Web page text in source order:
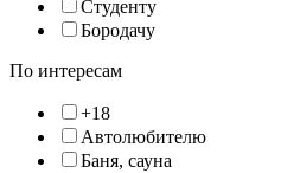
Студенту
Бородачу
По интересам
+18
Автолюбителю
Баня, сауна